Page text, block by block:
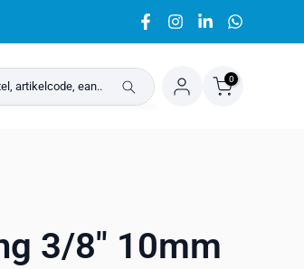
0
3/8" 10mm